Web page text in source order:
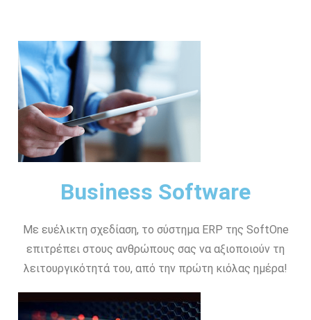
Business Software
Με ευέλικτη σχεδίαση, το σύστημα ERP της SoftOne
επιτρέπει στους ανθρώπους σας να αξιοποιούν τη
λειτουργικότητά του, από την πρώτη κιόλας ημέρα!